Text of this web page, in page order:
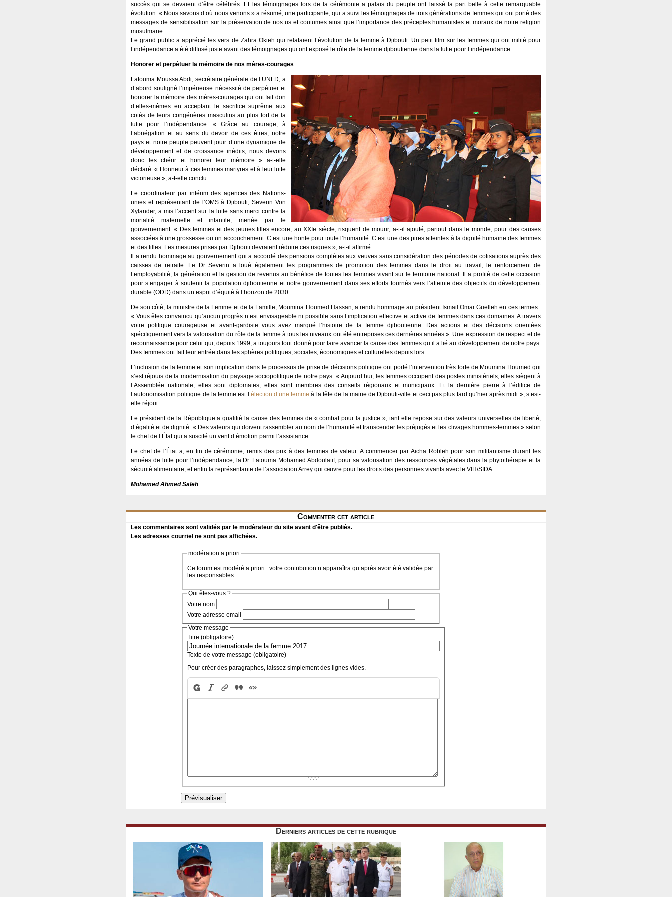
succès qui se devaient d’être célébrés. Et les témoignages lors de la cérémonie a palais du peuple ont laissé la part belle à cette remarquable
évolution. « Nous savons d’où nous venons » a résumé, une participante, qui a suivi les témoignages de trois générations de femmes qui ont porté des
messages de sensibilisation sur la préservation de nos us et coutumes ainsi que l’importance des préceptes humanistes et moraux de notre religion
musulmane.
Le grand public a apprécié les vers de Zahra Okieh qui relataient l’évolution de la femme à Djibouti. Un petit film sur les femmes qui ont milité pour
l’indépendance a été diffusé juste avant des témoignages qui ont exposé le rôle de la femme djiboutienne dans la lutte pour l’indépendance.
Honorer et perpétuer la mémoire de nos mères-courages
Fatouma Moussa Abdi, secrétaire générale de l’UNFD, a
d’abord souligné l’impérieuse nécessité de perpétuer et
honorer la mémoire des mères-courages qui ont fait don
d’elles-mêmes en acceptant le sacrifice suprême aux
cotés de leurs congénères masculins au plus fort de la
lutte pour l’indépendance. « Grâce au courage, à
l’abnégation et au sens du devoir de ces êtres, notre
pays et notre peuple peuvent jouir d’une dynamique de
développement et de croissance inédits, nous devons
donc les chérir et honorer leur mémoire » a-t-elle
déclaré. « Honneur à ces femmes martyres et à leur lutte
victorieuse », a-t-elle conclu.
Le coordinateur par intérim des agences des Nations-
unies et représentant de l’OMS à Djibouti, Severin Von
Xylander, a mis l’accent sur la lutte sans merci contre la
mortalité maternelle et infantile, menée par le
gouvernement. « Des femmes et des jeunes filles encore, au XXIe siècle, risquent de mourir, a-t-il ajouté, partout dans le monde, pour des causes
associées à une grossesse ou un accouchement. C’est une honte pour toute l’humanité. C’est une des pires atteintes à la dignité humaine des femmes
et des filles. Les mesures prises par Djibouti devraient réduire ces risques », a-t-il affirmé.
Il a rendu hommage au gouvernement qui a accordé des pensions complètes aux veuves sans considération des périodes de cotisations auprès des
caisses de retraite. Le Dr Severin a loué également les programmes de promotion des femmes dans le droit au travail, le renforcement de
l’employabilité, la génération et la gestion de revenus au bénéfice de toutes les femmes vivant sur le territoire national. Il a profité de cette occasion
pour s’engager à soutenir la population djiboutienne et notre gouvernement dans ses efforts tournés vers l’atteinte des objectifs du développement
durable (ODD) dans un esprit d’équité à l’horizon de 2030.
De son côté, la ministre de la Femme et de la Famille, Moumina Houmed Hassan, a rendu hommage au président Ismail Omar Guelleh en ces termes :
« Vous êtes convaincu qu’aucun progrès n’est envisageable ni possible sans l’implication effective et active de femmes dans ces domaines. A travers
votre politique courageuse et avant-gardiste vous avez marqué l’histoire de la femme djiboutienne. Des actions et des décisions orientées
spécifiquement vers la valorisation du rôle de la femme à tous les niveaux ont été entreprises ces dernières années ». Une expression de respect et de
reconnaissance pour celui qui, depuis 1999, a toujours tout donné pour faire avancer la cause des femmes qu’il a lié au développement de notre pays.
Des femmes ont fait leur entrée dans les sphères politiques, sociales, économiques et culturelles depuis lors.
L’inclusion de la femme et son implication dans le processus de prise de décisions politique ont porté l’intervention très forte de Moumina Houmed qui
s’est réjouis de la modernisation du paysage sociopolitique de notre pays. « Aujourd’hui, les femmes occupent des postes ministériels, elles siègent à
l’Assemblée nationale, elles sont diplomates, elles sont membres des conseils régionaux et municipaux. Et la dernière pierre à l’édifice de
l’autonomisation politique de la femme est l’élection d’une femme à la tête de la mairie de Djibouti-ville et ceci pas plus tard qu’hier après midi », s’est-
elle réjoui.
Le président de la République a qualifié la cause des femmes de « combat pour la justice », tant elle repose sur des valeurs universelles de liberté,
d’égalité et de dignité. « Des valeurs qui doivent rassembler au nom de l’humanité et transcender les préjugés et les clivages hommes-femmes » selon
le chef de l’État qui a suscité un vent d’émotion parmi l’assistance.
Le chef de l’État a, en fin de cérémonie, remis des prix à des femmes de valeur. A commencer par Aicha Robleh pour son militantisme durant les
années de lutte pour l’indépendance, la Dr. Fatouma Mohamed Abdoulatif, pour sa valorisation des ressources végétales dans la phytothérapie et la
sécurité alimentaire, et enfin la représentante de l’association Arrey qui œuvre pour les droits des personnes vivants avec le VIH/SIDA.
Mohamed Ahmed Saleh
Commenter cet article
Les commentaires sont validés par le modérateur du site avant d'être publiés.
Les adresses courriel ne sont pas affichées.
modération a priori
Ce forum est modéré a priori : votre contribution n’apparaîtra qu’après avoir été validée par
les responsables.
Qui êtes-vous ?
Votre nom
Votre adresse email
Votre message
Titre (obligatoire)
Texte de votre message (obligatoire)
Pour créer des paragraphes, laissez simplement des lignes vides.
Derniers articles de cette rubrique